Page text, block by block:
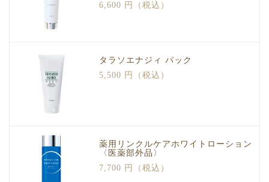
6,600 円（税込）
タラソエナジィ パック
5,500 円（税込）
薬用リンクルケアホワイトローション
〈医薬部外品〉
7,700 円（税込）